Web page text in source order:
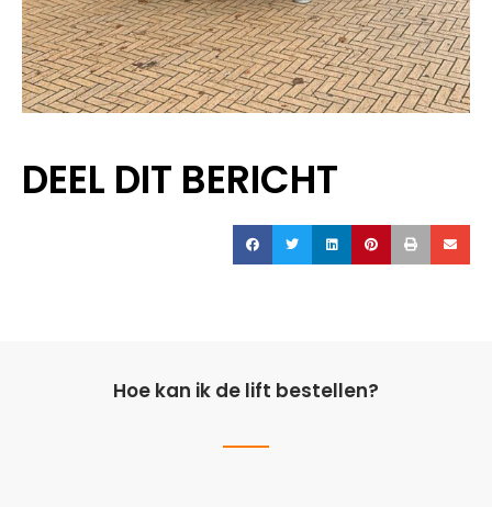
DEEL DIT BERICHT
Hoe kan ik de lift bestellen?